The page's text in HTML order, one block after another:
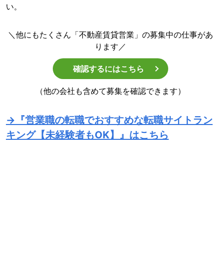
い。
＼他にもたくさん「不動産賃貸営業」の募集中の仕事があ
ります／
確認するにはこちら
（他の会社も含めて募集を確認できます）
→『営業職の転職でおすすめな転職サイトラン
キング【未経験者もOK】』はこちら